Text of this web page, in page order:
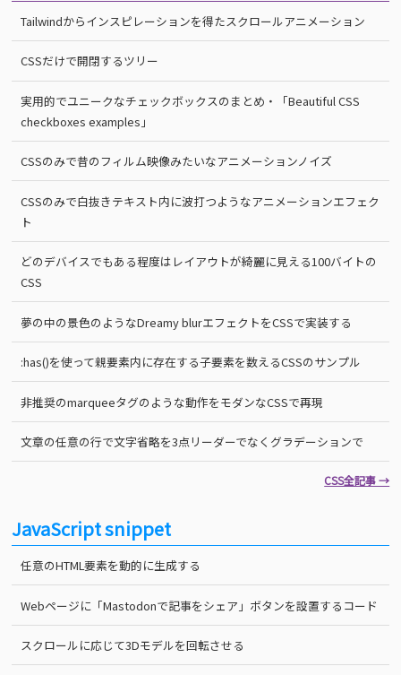
Tailwindからインスピレーションを得たスクロールアニメーション
CSSだけで開閉するツリー
実用的でユニークなチェックボックスのまとめ・「Beautiful CSS
checkboxes examples」
CSSのみで昔のフィルム映像みたいなアニメーションノイズ
CSSのみで白抜きテキスト内に波打つようなアニメーションエフェク
ト
どのデバイスでもある程度はレイアウトが綺麗に見える100バイトの
CSS
夢の中の景色のようなDreamy blurエフェクトをCSSで実装する
:has()を使って親要素内に存在する子要素を数えるCSSのサンプル
非推奨のmarqueeタグのような動作をモダンなCSSで再現
文章の任意の行で文字省略を3点リーダーでなくグラデーションで
CSS全記事 →
JavaScript snippet
任意のHTML要素を動的に生成する
Webページに「Mastodonで記事をシェア」ボタンを設置するコード
スクロールに応じて3Dモデルを回転させる